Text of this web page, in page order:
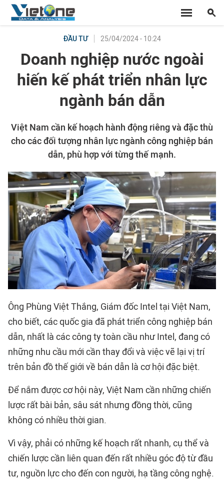
ĐẦU TƯ 25/04/2024 - 10:24
Doanh nghiệp nước ngoài
hiến kế phát triển nhân lực
ngành bán dẫn
Việt Nam cần kế hoạch hành động riêng và đặc thù
cho các đối tượng nhân lực ngành công nghiệp bán
dẫn, phù hợp với từng thế mạnh.
Ông Phùng Việt Thắng, Giám đốc Intel tại Việt Nam,
cho biết, các quốc gia đã phát triển công nghiệp bán
dẫn, nhất là các công ty toàn cầu như Intel, đang có
những nhu cầu mới cần thay đổi và việc vẽ lại vị trí
trên bản đồ thế giới về bán dẫn là cơ hội đặc biệt.
Để nắm được cơ hội này, Việt Nam cần những chiến
lược rất bài bản, sâu sát nhưng đồng thời, cũng
không có nhiều thời gian.
Vì vậy, phải có những kế hoạch rất nhanh, cụ thể và
chiến lược cần liên quan đến rất nhiều góc độ từ đầu
tư, nguồn lực cho đến con người, hạ tầng công nghệ.